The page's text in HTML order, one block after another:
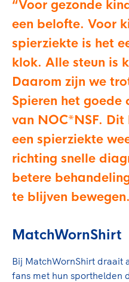
Voor gezonde
een belofte. Voor
spierziekte is het
klok. Alle steun is
Daarom zijn we
Spieren het goede
van NOC*NSF.
een spierziekte
richting snelle
betere
te blijven bewegen.
MatchWornShirt
Bij MatchWornShirt draait
fans met hun sporthelden